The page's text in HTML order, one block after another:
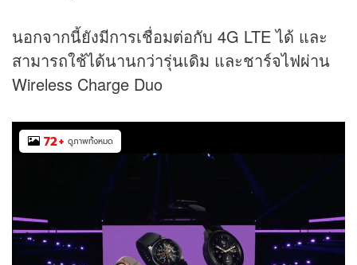
นอกจากนี้ยังมีการเชื่อมต่อกับ 4G LTE ได้ และ
สามารถใช้ได้นานกว่ารุ่นเดิม และชาร์จไฟผ่าน
Wireless Charge Duo
72+ ดูภาพทั้งหมด